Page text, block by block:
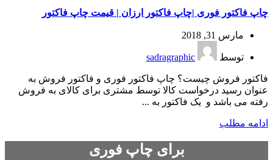
چاپ فاکتور فوری |چاپ فاکتور ارزان | قیمت چاپ فاکتور
مارس 31, 2018
توسط sadragraphic
فاکتور فروش چیست؟ چاپ فاکتور فوری و فاکتور فروش به
عنوان رسید درخواست کالا توسط مشتری برای کالای به فروش
رفته می باشد و یک فاکتور به ...
ادامه مطلب
برای چاپ فوری